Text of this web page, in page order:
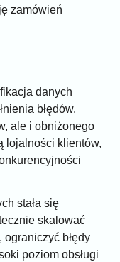
zamówień
danych
błędów.
ale i obniżonego
lojalności klientów,
stała się
skalować
ograniczyć błędy
poziom obsługi